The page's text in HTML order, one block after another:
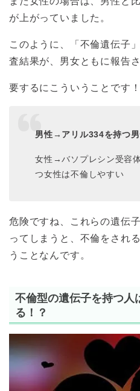
が上がっていました。
このように、「不倫遺伝子
査結果が、男女ともに報告
要するにこういうことです！
男性→アリル334を持つ
女性→バソプレシン受容
つ女性は不倫しやすい
危険ですね、これらの遺伝
ってしまうと、不倫をされ
うことなんです。
不倫型の遺伝子を持つ人
る！？